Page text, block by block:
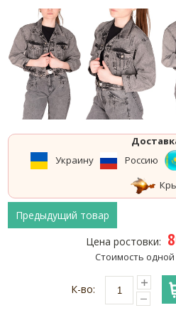
Украину
Россию
Предыдущий товар
Цена ростовки:
Стоимость
К-во: